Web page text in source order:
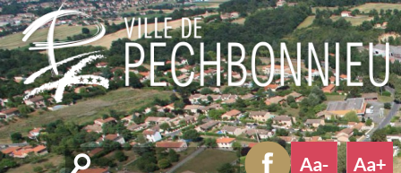
Rechercher